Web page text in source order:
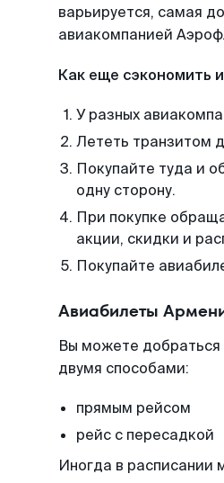
варьируется, самая
авиакомпанией
Как еще сэкономить
У разных
Лететь транзитом
Покупайте туда и
одну сторону.
При покупке
акции, скидки и
Покупайте
Авиабилеты
Вы можете добраться
двумя способами:
прямым рейсом
рейс с пересадкой
Иногда в расписании